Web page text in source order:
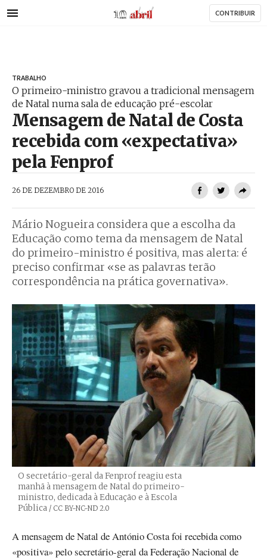
para
AbrilAbril CONTRIBUIR
TRABALHO
O primeiro-ministro gravou a tradicional mensagem
de Natal numa sala de educação pré-escolar
Mensagem de Natal de Costa
recebida com «expectativa»
pela Fenprof
26 DE DEZEMBRO DE 2016
Mário Nogueira considera que a escolha da
Educação como tema da mensagem de Natal
do primeiro-ministro é positiva, mas alerta: é
preciso confirmar «se as palavras terão
correspondência na prática governativa».
O secretário-geral da Fenprof reagiu esta
manhã à mensagem de Natal do primeiro-
ministro, dedicada à Educação e à Escola
Pública Créditos
/ CC BY-NC-ND 2.0
A mensagem de Natal de António Costa foi recebida como
«positiva» pelo secretário-geral da Federação Nacional de